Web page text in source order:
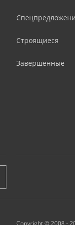
Строящиеся
Завершенные
Copyright © 2008 -